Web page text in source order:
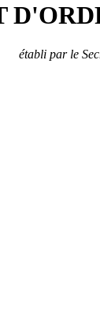
établi par le